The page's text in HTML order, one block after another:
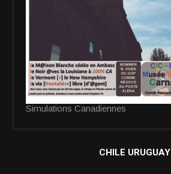
Simulations Canadiennes
CHILE URUGUAY